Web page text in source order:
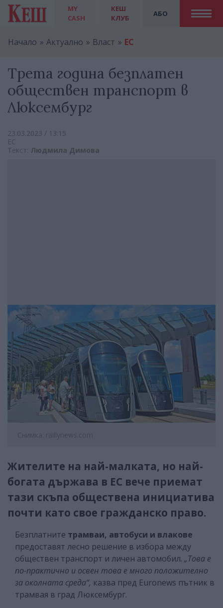
MY
CASH
АБО
КЕШ
КЛУБ
Начало Актуално Власт ЕС
Трета година безплатен
обществен транспорт в
Люксембург
23.03.2023 / 13:15
ЕС
Текст: Людмила Димова
Снимка: raillynews.com
Жителите на най-малката, но най-
богата държава в ЕС вече приемат
тази скъпа обществена инициатива
почти като свое гражданско право.
Безплатните трамваи, автобуси и влакове
предоставят лесно решение в избора между
обществен транспорт и личен автомобил. „Това е
по-практично и освен това е много положително
за околната среда“, казва пред Euronews пътник в
трамвая в град Люксембург.